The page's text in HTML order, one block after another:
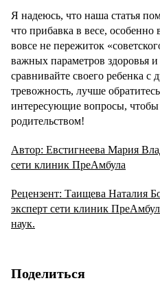
Я надеюсь, что наша статья
что прибавка в весе,
вовсе не пережиток
важных параметров здоровья
сравнивайте своего ребенка с
тревожность, лучше
интересующие вопросы, чтобы
родительством!
Автор: Евстигнеева Мария
сети клиник ПреАмбула
Рецензент: Таищева Наталия
эксперт сети клиник
наук.
Поделиться